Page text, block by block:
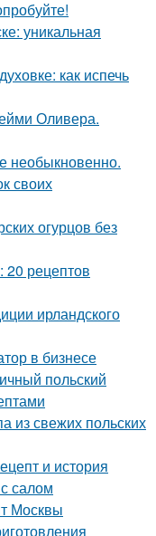
уникальная
как испечь
Оливера.
необыкновенно.
своих
огурцов без
20 рецептов
ирландского
в бизнесе
польский
из свежих польских
и история
салом
Москвы